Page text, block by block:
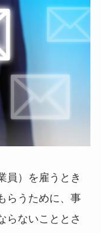
員）を雇うとき
らうために、事
らないこととさ